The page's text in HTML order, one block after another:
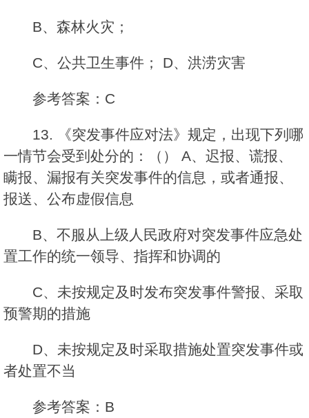
B、森林火灾；
C、公共卫生事件； D、洪涝灾害
参考答案：C
13. 《突发事件应对法》规定，出现下列哪
一情节会受到处分的：（） A、迟报、谎报、
瞒报、漏报有关突发事件的信息，或者通报、
报送、公布虚假信息
B、不服从上级人民政府对突发事件应急处
置工作的统一领导、指挥和协调的
C、未按规定及时发布突发事件警报、采取
预警期的措施
D、未按规定及时采取措施处置突发事件或
者处置不当
参考答案：B